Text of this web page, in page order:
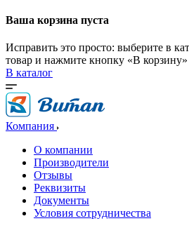
Ваша корзина пуста
Исправить это просто: выберите в
товар и нажмите кнопку «В корзину»
В каталог
Компания
О компании
Производители
Отзывы
Реквизиты
Документы
Условия сотрудничества